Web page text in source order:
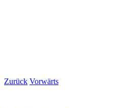
Zurück Vorwärts